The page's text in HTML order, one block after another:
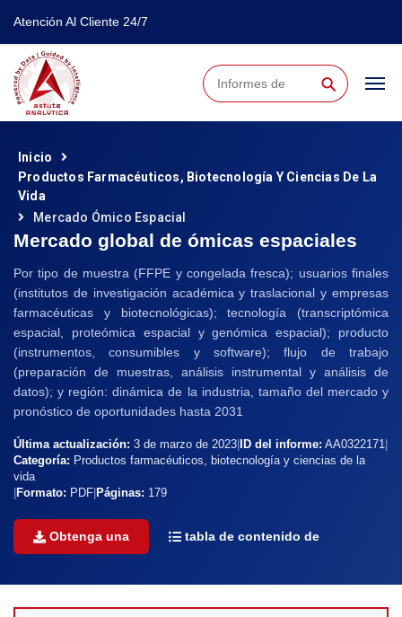
Atención Al Cliente 24/7
⚲
Inicio
Productos Farmacéuticos, Biotecnología Y Ciencias De La
Vida
Mercado Ómico Espacial
Mercado global de ómicas espaciales
Por tipo de muestra (FFPE y congelada fresca); usuarios finales
(institutos de investigación académica y traslacional y empresas
farmacéuticas y biotecnológicas); tecnología (transcriptómica
espacial, proteómica espacial y genómica espacial); producto
(instrumentos, consumibles y software); flujo de trabajo
(preparación de muestras, análisis instrumental y análisis de
datos); y región: dinámica de la industria, tamaño del mercado y
pronóstico de oportunidades hasta 2031
Última actualización: 3 de marzo de 2023 ID del informe: AA0322171
Categoría: Productos farmacéuticos, biotecnología y ciencias de la
vida
Formato: PDF Páginas: 179
Obtenga una tabla de contenido de